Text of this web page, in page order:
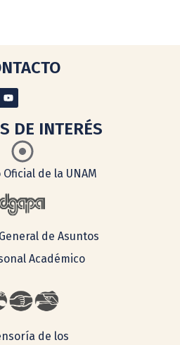
DE INTERÉS
de la UNAM
de Asuntos
Académico
de los